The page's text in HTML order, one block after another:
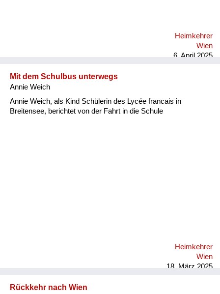
hast einfach gespürt... Mein Vater hat immer gesagt, im
Grunde hat ihm der Tod seines Vaters das Leben gerettet, weil
Heimkehrer
Wien
6. April 2025
Mit dem Schulbus unterwegs
Annie Weich
Annie Weich, als Kind Schülerin des Lycée francais in
Breitensee, berichtet von der Fahrt in die Schule
Heimkehrer
Wien
18. März 2025
Rückkehr nach Wien